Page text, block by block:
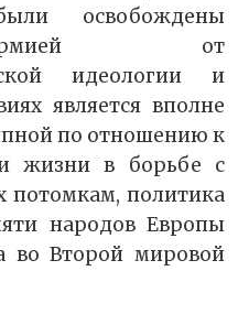
освобождены
от
идеологии и
является вполне
по отношению к
жизни в борьбе с
потомкам, политика
народов Европы
во Второй мировой